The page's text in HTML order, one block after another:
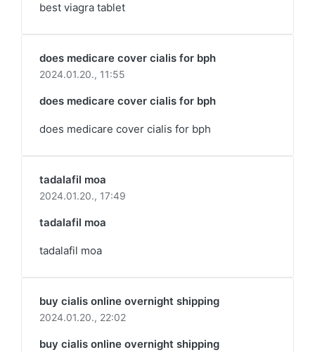
best viagra tablet
does medicare cover cialis for bph
2024.01.20., 11:55
does medicare cover cialis for bph
does medicare cover cialis for bph
tadalafil moa
2024.01.20., 17:49
tadalafil moa
tadalafil moa
buy cialis online overnight shipping
2024.01.20., 22:02
buy cialis online overnight shipping